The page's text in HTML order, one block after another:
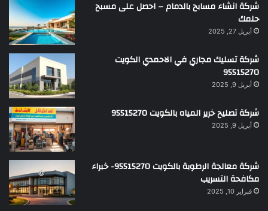
شركة انشاء مسابح بالدمام – احصل على مسبح
حلمك
أبريل 27, 2025
شركة تسليك مجاري في الاحمدي الكويت
95515270
أبريل 9, 2025
شركة تصليح خرير المياه بالكويت 95515270
أبريل 9, 2025
شركة معالجة الرطوبة بالكويت 95515270- خبراء
مكافحة التسريب
فبراير 10, 2025